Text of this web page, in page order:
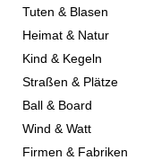
Tuten & Blasen
Heimat & Natur
Kind & Kegeln
Straßen & Plätze
Ball & Board
Wind & Watt
Firmen & Fabriken